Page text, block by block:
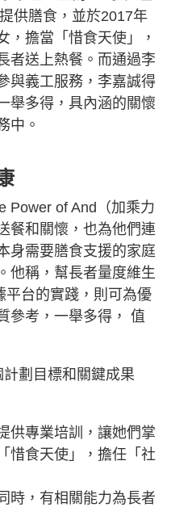
供膳食，並於2017年
，擔當「惜食天使」，
者送上熱餐。而通過李
與義工服務，李嘉誠得
舉多得，具內涵的關懷
中。
Power of And（加乘力
餐和關懷，也為他們連
身需要膳食支援的家庭
他稱，幫長者量度維生
平台的實踐，則可為優
參考，一舉多得， 值
劃目標和關鍵成果
供專業培訓，讓她們掌
惜食天使」，擔任「社
時，有相關能力為長者